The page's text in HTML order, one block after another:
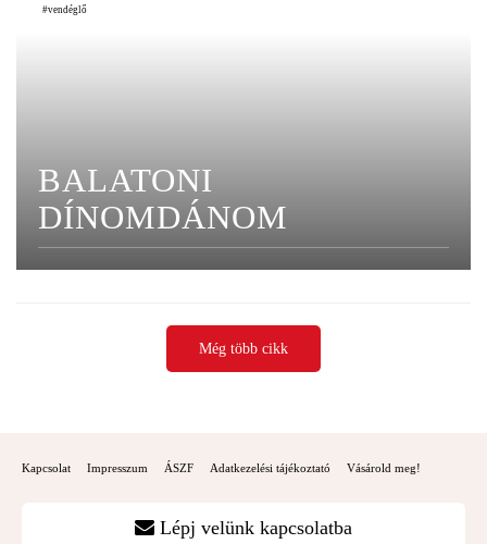
vendéglő
BALATONI
DÍNOMDÁNOM
Még több cikk
Kapcsolat Impresszum ÁSZF Adatkezelési tájékoztató Vásárold meg!
Lépj velünk kapcsolatba